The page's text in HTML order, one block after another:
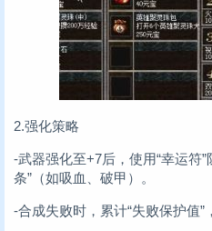
2.强化策略
-武器强化至+7后，使用“幸运符
条”（如吸血、破甲）。
-合成失败时，累计“失败保护值”